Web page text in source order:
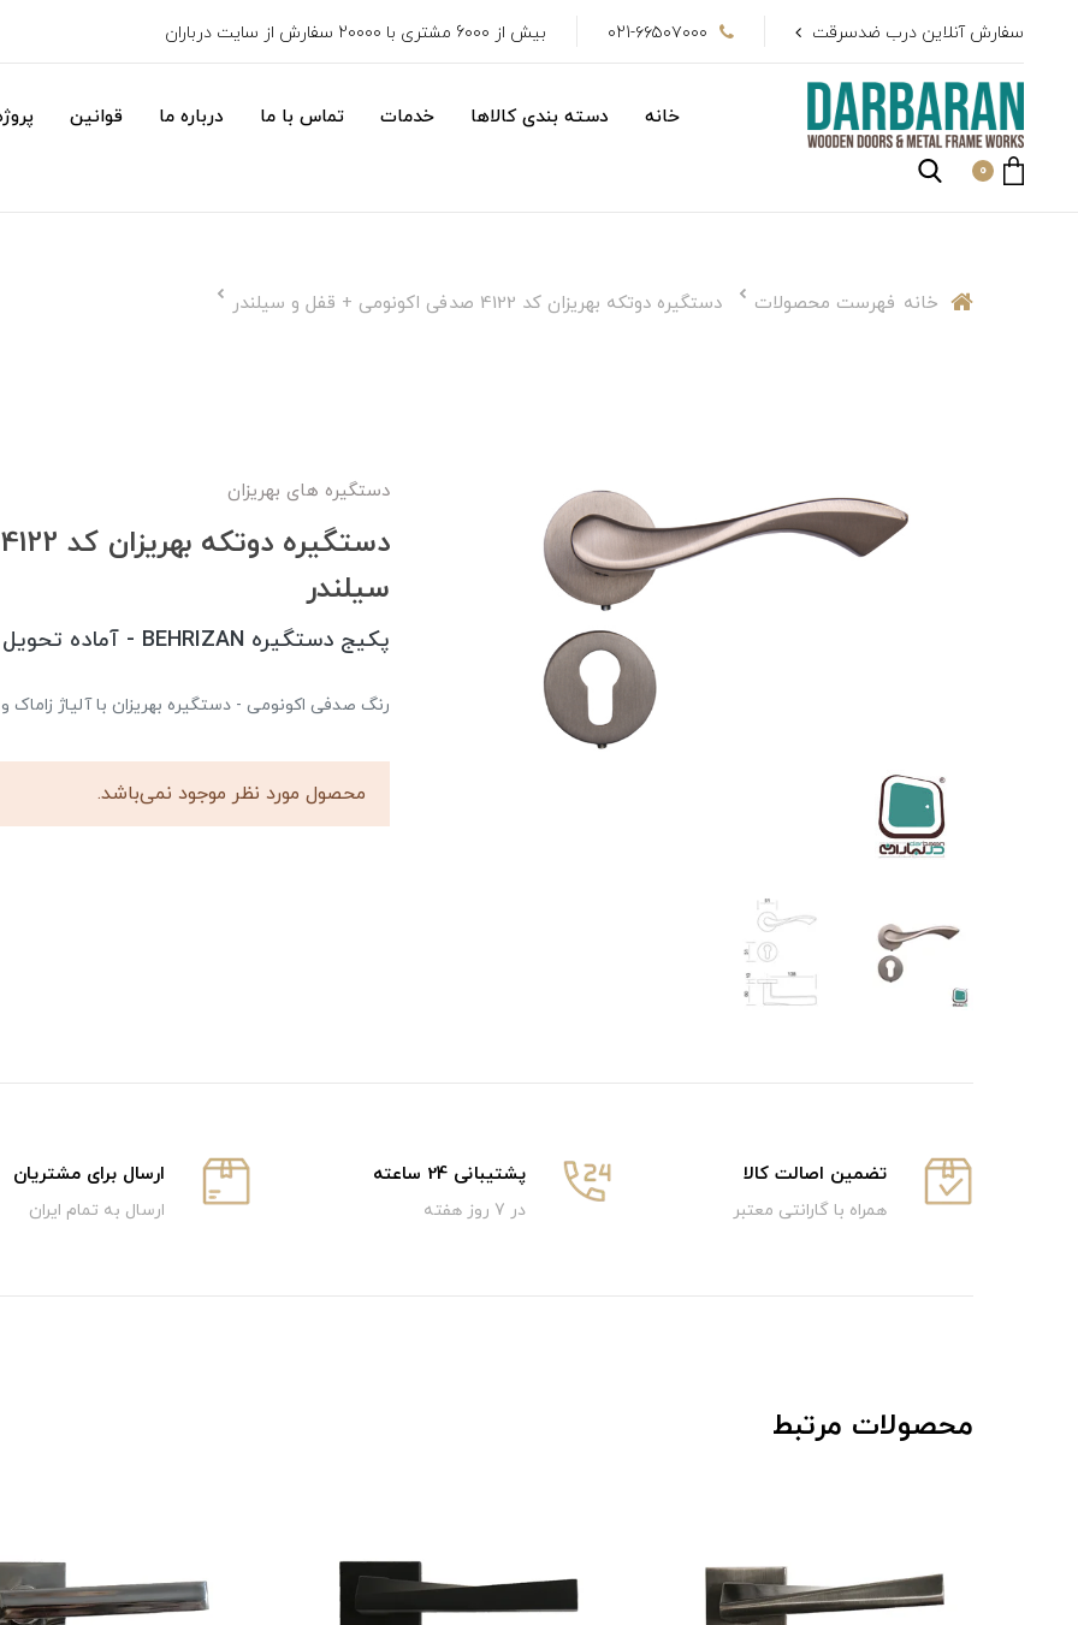
سفارش آنلاین درب ضدسرقت 021-۶۶۵۰۷۰۰۰ بیش از 6000 مشتری با 20000 سفارش از سایت درباران
خانه دسته بندی کالاها خدمات تماس با ما درباره ما قوانین
0
خانه فهرست محصولات دستگيره دوتكه بهريزان كد 4122 صدفی اکونومی + قفل و سیلندر
دستگیره های بهریزان
سیلندر
پکیج دستگیره BEHRIZAN - آماده تحویل
رنگ صدفی اکونومی - دستگیره بهریزان با آلیاژ زاماک
محصول مورد نظر موجود نمی‌باشد.
تضمین اصالت کالا
همراه با گارانتی معتبر
پشتیبانی 24 ساعته
در 7 روز هفته
ارسال برای مشتریان
ارسال به تمام ایران
محصولات مرتبط